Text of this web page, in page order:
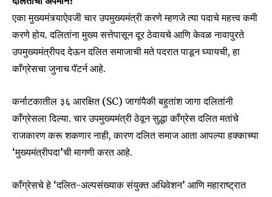
एका मुख्यमंत्र्याऐवजी चार उपमुख्यमंत्री करणे म्हणजे त्या पदाचे महत्त्व कमी
करणे होय. दलितांना मुख्य सत्तेपासून दूर ठेवायचे आणि केवळ नावापुरते
उपमुख्यमंत्रीपद देऊन दलित समाजाची मते पदरात पाडून घ्यायची, हा
काँग्रेसचा जुनाच पॅटर्न आहे.
कर्नाटकातील ३६ आरक्षित (SC) जागांपैकी बहुतांश जागा दलितांनी
काँग्रेसला दिल्या. चार उपमुख्यमंत्री ठेवून सुद्धा काँग्रेस दलित मतांचे
राजकारण करू शकणार नाही, कारण दलित समाज आता आपल्या हक्काच्या
‘मुख्यमंत्रीपदा’ची मागणी करत आहे.
काँग्रेसचे हे ‘दलित-अल्पसंख्याक संयुक्त अधिवेशन’ आणि महाराष्ट्रात